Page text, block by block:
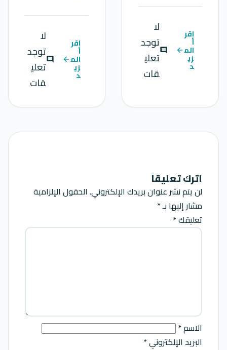
اقر
أ
الم
زي
د
arrow_back
comment
لا
توجد
تعلي
قات
اقر
أ
الم
زي
د
arrow_back
comment
لا
توجد
تعلي
قات
اترك تعليقاً
لن يتم نشر عنوان بريدك الإلكتروني. الحقول الإلزامية
مشار إليها بـ*
تعليقك *
الاسم*
البريد الإلكتروني*